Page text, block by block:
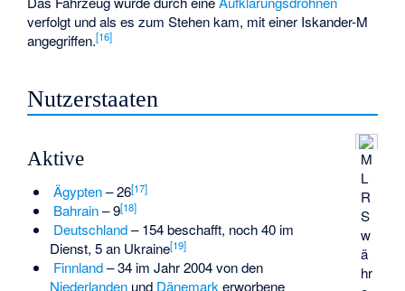
verfolgt und als es zum Stehen kam, mit einer Iskander-M
angegriffen.[16]
Nutzerstaaten
M
L
R
S
w
ä
hr
Aktive
Ägypten– 26[17]
Bahrain– 9[18]
Deutschland– 154 beschafft, noch 40 im
Dienst, 5 an Ukraine[19]
Finnland– 34 im Jahr 2004 von den
Niederlandenund Dänemarkerworbene